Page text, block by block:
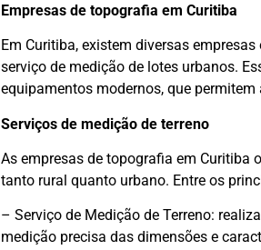
Empresas de topografia em Curitiba
Em Curitiba, existem diversas
serviço de medição de lotes urbanos.
equipamentos modernos, que
Serviços de medição de terreno
As empresas de topografia em Curitiba
tanto rural quanto urbano. Entre os
– Serviço de Medição de Terreno:
medição precisa das dimensões e